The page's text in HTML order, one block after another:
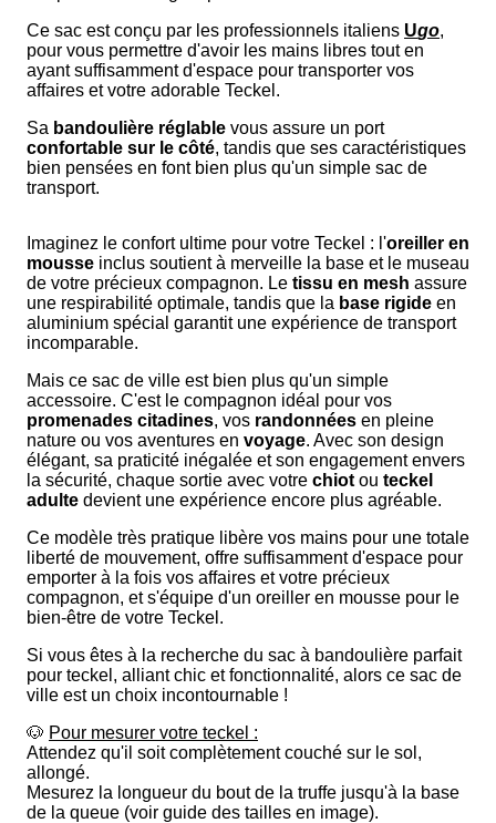
Ce sac est conçu par les professionnels italiens Ugo,
pour vous permettre d'avoir les mains libres tout en
ayant suffisamment d'espace pour transporter vos
affaires et votre adorable Teckel.
Sa bandoulière réglable vous assure un port
confortable sur le côté, tandis que ses caractéristiques
bien pensées en font bien plus qu'un simple sac de
transport.
Imaginez le confort ultime pour votre Teckel : l'oreiller en
mousse inclus soutient à merveille la base et le museau
de votre précieux compagnon. Le tissu en mesh assure
une respirabilité optimale, tandis que la base rigide en
aluminium spécial garantit une expérience de transport
incomparable.
Mais ce sac de ville est bien plus qu'un simple
accessoire. C'est le compagnon idéal pour vos
promenades citadines, vos randonnées en pleine
nature ou vos aventures en voyage. Avec son design
élégant, sa praticité inégalée et son engagement envers
la sécurité, chaque sortie avec votre chiot ou teckel
adulte devient une expérience encore plus agréable.
Ce modèle très pratique libère vos mains pour une totale
liberté de mouvement, offre suffisamment d'espace pour
emporter à la fois vos affaires et votre précieux
compagnon, et s'équipe d'un oreiller en mousse pour le
bien-être de votre Teckel.
Si vous êtes à la recherche du sac à bandoulière parfait
pour teckel, alliant chic et fonctionnalité, alors ce sac de
ville est un choix incontournable !
🐶 Pour mesurer votre teckel :
Attendez qu'il soit complètement couché sur le sol,
allongé.
Mesurez la longueur du bout de la truffe jusqu'à la base
de la queue (voir guide des tailles en image).